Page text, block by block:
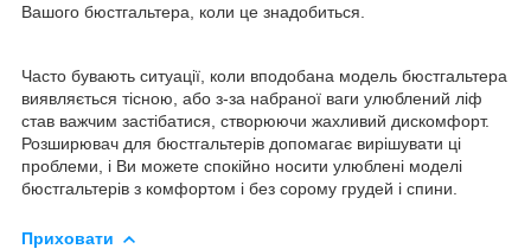
Вашого бюстгальтера, коли це знадобиться.
Часто бувають ситуації, коли вподобана модель бюстгальтера
виявляється тісною, або з-за набраної ваги улюблений ліф
став важчим застібатися, створюючи жахливий дискомфорт.
Розширювач для бюстгальтерів допомагає вирішувати ці
проблеми, і Ви можете спокійно носити улюблені моделі
бюстгальтерів з комфортом і без сорому грудей і спини.
Приховати